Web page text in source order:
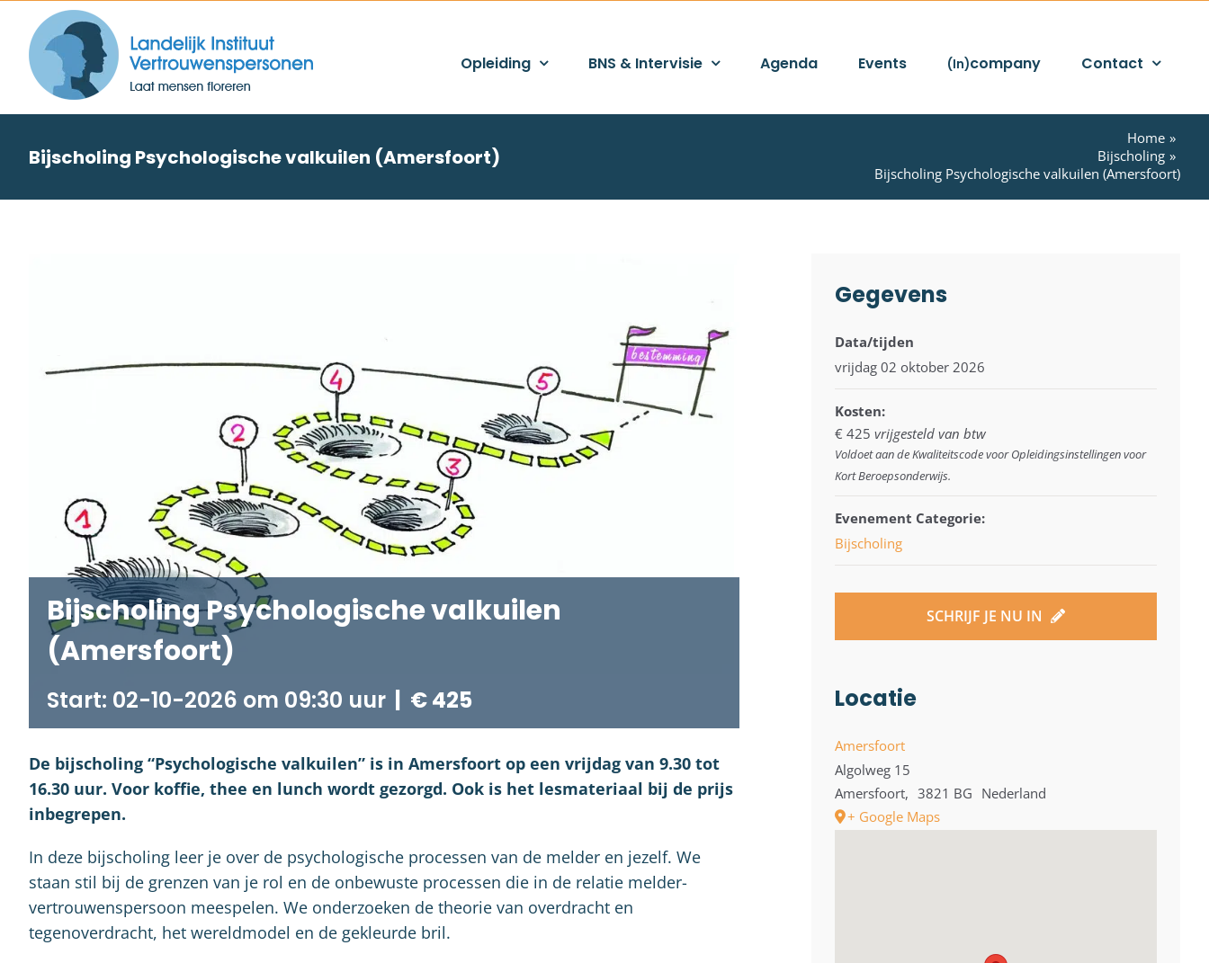
content
Opleiding BNS & Intervisie Agenda Events (In)company Contact
Bijscholing Psychologische valkuilen (Amersfoort)
Home
Bijscholing
Bijscholing Psychologische valkuilen (Amersfoort)
Bijscholing Psychologische valkuilen
(Amersfoort)
02-10-2026 om 09:30 | € 425
De bijscholing “Psychologische valkuilen” is in Amersfoort op een vrijdag van 9.30 tot
16.30 uur. Voor koffie, thee en lunch wordt gezorgd. Ook is het lesmateriaal bij de prijs
inbegrepen.
In deze bijscholing leer je over de psychologische processen van de melder en jezelf. We
staan stil bij de grenzen van je rol en de onbewuste processen die in de relatie melder-
vertrouwenspersoon meespelen. We onderzoeken de theorie van overdracht en
tegenoverdracht, het wereldmodel en de gekleurde bril.
Gegevens
Data/tijden
vrijdag 02 oktober 2026
Kosten:
€ 425 vrijgesteld van btw
Voldoet aan de Kwaliteitscode voor Opleidingsinstellingen voor
Kort Beroepsonderwijs.
Evenement Categorie:
Bijscholing
SCHRIJF JE NU IN
Locatie
Amersfoort
Algolweg 15
Amersfoort, 3821 BG Nederland
+ Google Maps